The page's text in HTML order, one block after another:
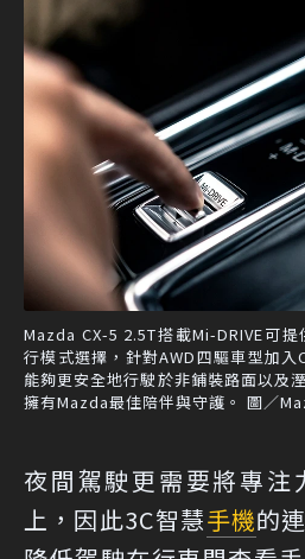
Mazda CX-5 2.5T搭載Mi-DRIVE可
行模式選擇，針對AWD四驅車型加
能夠更安全地行駛於非鋪裝路面以及
擁有Mazda最佳陪伴與守護。 圖／
夜間駕駛更需要將專注
上，因此3C智慧手機的